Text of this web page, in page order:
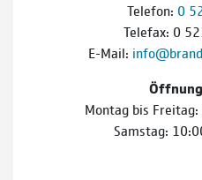
Telefon: 0
Telefax: 0
E-Mail:
Montag bis
Samstag: